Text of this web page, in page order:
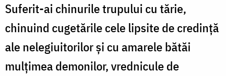
Suferit-ai chinurile trupului cu tărie,
chinuind cugetările cele lipsite de credinţă
ale nelegiuitorilor şi cu amarele bătăi
mulţimea demonilor, vrednicule de